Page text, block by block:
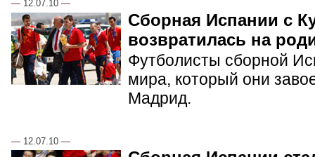
— 12.07.10 —
Сборная Испании с
возвратилась на
Футболисты сборной
мира, который они
Мадрид.
— 12.07.10 —